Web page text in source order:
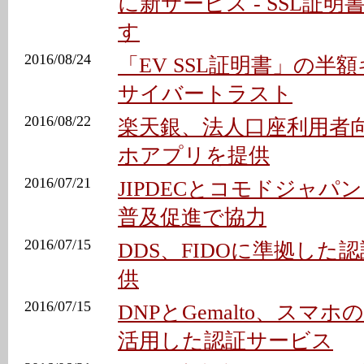
す
2016/08/24
「EV SSL証明書」の半
サイバートラスト
2016/08/22
楽天銀、法人口座利用者
ホアプリを提供
2016/07/21
JIPDECとコモドジャパ
普及促進で協力
2016/07/15
DDS、FIDOに準拠した
供
2016/07/15
DNPとGemalto、スマホ
活用した認証サービス